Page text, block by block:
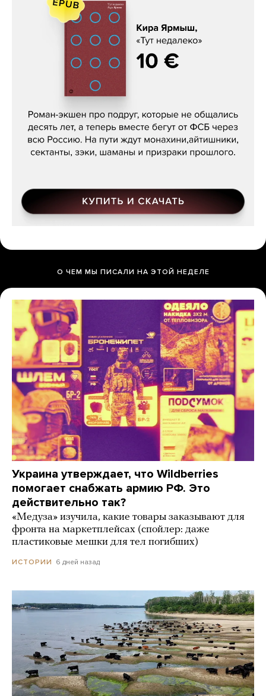
Кира Ярмыш, «Тут недалеко»
О ЧЕМ МЫ ПИСАЛИ НА ЭТОЙ НЕДЕЛЕ
Украина утверждает, что Wildberries
помогает снабжать армию РФ. Это
действительно так?
«Медуза» изучила, какие товары заказывают для
фронта на маркетплейсах (спойлер: даже
пластиковые мешки для тел погибших)
ИСТОРИИ 6 дней назад